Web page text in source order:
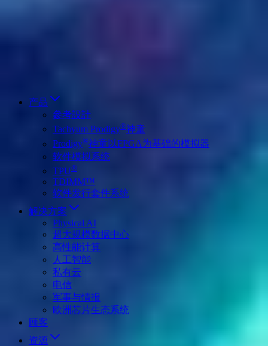
产品
參考設計
Tachyum Prodigy®神童
Prodigy®神童以FPGA为基础的模拟器
软件模拟系统
TPU®
TDIMM™
软件发行套件系统
解决方案
Physical AI
超大规模数据中心
高性能计算
人工智能
私有云
电信
军事与情报
欧洲芯片生态系统
顾客
资源